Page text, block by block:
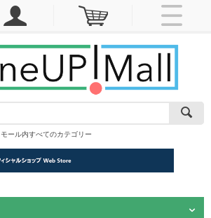
モール内すべてのカテゴリー